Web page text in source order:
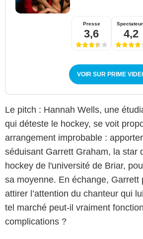
Presse
3,6 4,2
VOIR SUR PRIME
Le pitch : Hannah Wells, une
qui déteste le hockey, se voit
arrangement improbable :
séduisant Garrett Graham, la star
hockey de l'université de Briar,
sa moyenne. En échange, Garrett
attirer l’attention du chanteur qui
tel marché peut-il vraiment
complications ?